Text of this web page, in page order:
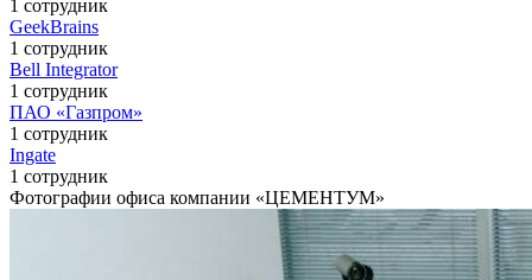
1 сотрудник
GeekBrains
1 сотрудник
Bell Integrator
1 сотрудник
ПАО «Газпром»
1 сотрудник
Ingate
1 сотрудник
Фотографии офиса компании «ЦЕМЕНТУМ»